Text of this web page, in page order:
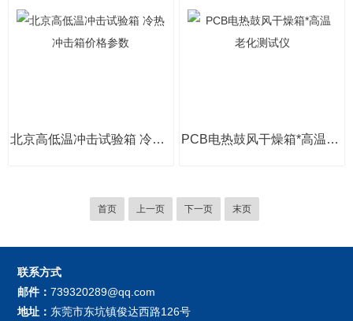
北京高低温冲击试验箱 冷热冲击箱价格参数 PCB电热鼓风干燥箱*高温老化测试仪
首页 上一页 下一页 末页
联系方式
邮件：739320289@qq.com
地址： 东莞市东坑镇俊达西路126号